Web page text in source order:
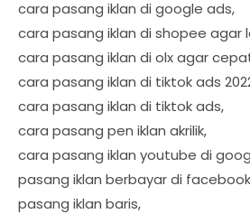
cara pasang iklan di google ads,
cara pasang iklan di shopee agar
cara pasang iklan di olx agar
cara pasang iklan di tiktok ads
cara pasang iklan di tiktok ads,
cara pasang pen iklan akrilik,
cara pasang iklan youtube di
pasang iklan berbayar di
pasang iklan baris,